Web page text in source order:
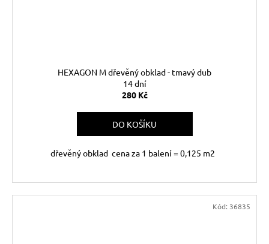
HEXAGON M dřevěný obklad - tmavý dub
14 dní
280 Kč
DO KOŠÍKU
dřevěný obklad cena za 1 balení = 0,125 m2
Kód: 36835